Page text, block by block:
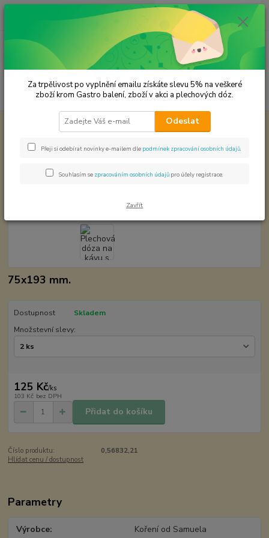
Menu
Hledat
ks
za 0,00 Kč
Plechové dózy - kořenky
Plechová dóza na kávu s podavačem na
podavačem na kapsle
75x193 mm.
Dostupnost
Skladem
Množstevní slevy:
125 Kč/ks
103 Kč bez DPH
Přidat do košíku
Číslo produktu:
0,56832,21
Hlídat cenu / dostupnost
Parametry
Výrobce Koření od Samuela
Za trpělivost po vyplnění emailu získáte slevu 5% na veškeré
zboží krom Gastro balení, zboží v akci a plechových dóz.
Odeslat
Přeji si odebírat novinky e-mailem dle podmínek zpracování osobních údajů
Souhlasím se zpracováním osobních údajů pro účely registrace.
Zavřít